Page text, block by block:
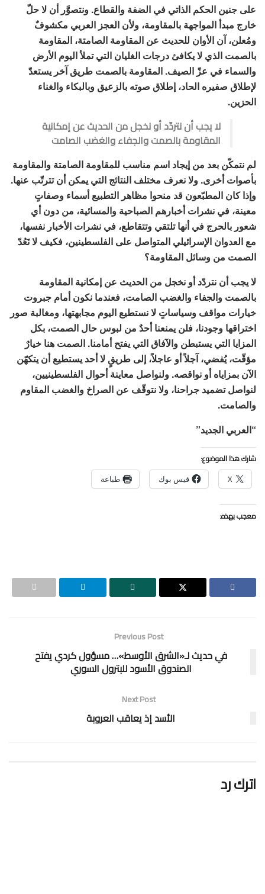
على جنين الحكم الذاتي في الضفة والقطاع. ونتصوَّر أن لا حلّ
خارج مبدأ المواجهة بالمقاومة، ولأن العجز العربي مكشوفٌ
ومُعلن، آن الأوان للحديث عن المقاومة الصامتة، المقاومة
بالصمت الذي لا يكافئ درجات الغليان التي تملأ اليوم الأرض
والسماء في عزّ الصيف. المقاومة بالصمت طريق آخر يستعدّ
لإطلاق صفيره الحاد، إطلاق صوته بالزعيق وبالبكاء والغناء
الحزين.
لا يجب أن نتردّد أو نخجل من الحديث عن إمكانية
المقاومة بالصمت والجفاء والغضب الصامت
لم نتمكّن بعد من إيجاد اسم مناسب للمقاومة الصامتة والمقاومة
بأصوات أخرى. ولا نعرف مختلف النتائج التي يمكن أن تترتّب عنها.
وإذا كان المطبّعون قد منحوا مظاهر التطبيع أسماء وصفاتٍ
معينة، في نشرات أخبارهم الصباحية والمسائية، من دون أي
شعور بالحرج في أنها تلتقي وتتقاطع، في نشرات الأخبار نفسها،
مع العدوان الإسرائيلي المتواصل على الفلسطينين، فكيف لا نَعُدّ
الصمت من وسائل المقاومة؟
لا يجب أن نتردّد أو نخجل من الحديث عن إمكانية المقاومة
بالصمت والجفاء والغضب الصامت، فعندما نكون أمام جبروت
خيارات مواقف وسياساتٍ لا نستطيع اليوم مجابهتها، ومغالبة صور
اختراقها وجودنا، فلن يمنعنا أحدٌ من لبوس حال الصمت، بكل
المزايا التي يستبطن والآفاق التي يفتح أمامنا. الصمت هنا خيارٌ
مؤقّت، يُفضي، آجلاً أو عاجلاً، إلى طريقٍ لا أحد يستطيع أن يتكهّن
الآن بمزاياه أو نواقصه. ولنواصل معاينة أحوال الفلسطينيين،
لنواصل تضميد جراحنا، ولا نتوقّف عن الصراخ والغضب المقاوم
والصامت.
“العربي الجديد”
شارك هذا الموضوع:
X فيس بوك طباعة
معجب بهذه:
Previous Post
في حديث لـ«الشرق الأوسط»… مسؤول كردي يفتح
الصندوق الأسود للبترول السوري
Next Post
الأسد إذ يعاقب العروبة
اترك رد